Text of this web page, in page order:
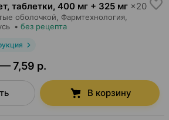
таблетки, 400 мг + 325 мг ×20
оболочкой, Фармтехнология
• без рецепта
7,59 р.
В корзину